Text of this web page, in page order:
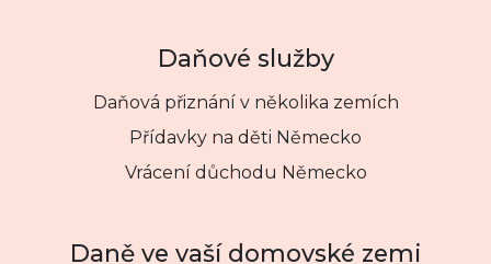
Daňové služby
Daňová přiznání v několika zemích
Přídavky na děti Německo
Vrácení důchodu Německo
Daně ve vaší domovské zemi